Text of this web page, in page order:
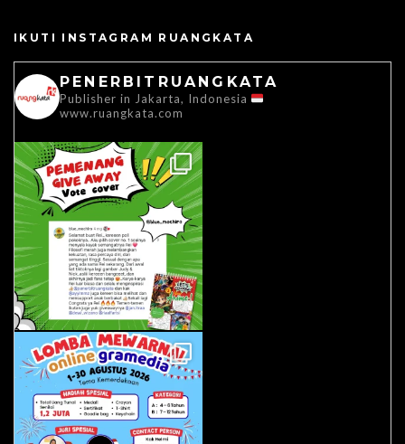
IKUTI INSTAGRAM RUANGKATA
PENERBITRUANGKATA
Publisher in Jakarta, Indonesia
www.ruangkata.com